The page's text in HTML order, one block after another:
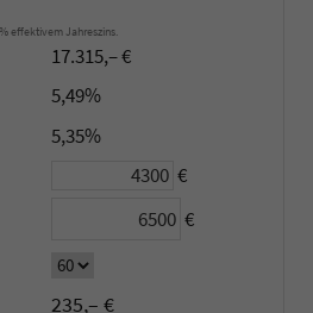
effektivem Jahreszins.
17.315,– €
5,49%
5,35%
€
€
235,– €